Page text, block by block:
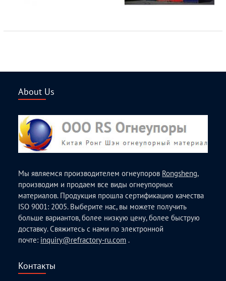
About Us
Мы являемся производителем огнеупоров Rongsheng,
производим и продаем все виды огнеупорных
материалов. Продукция прошла сертификацию качества
ISO 9001: 2005. Выберите нас, вы можете получить
больше вариантов, более низкую цену, более быструю
доставку. Свяжитесь с нами по электронной
почте: inquiry@refractory-ru.com .
Контакты